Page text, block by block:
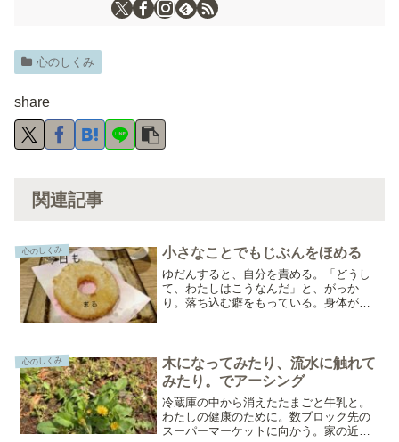
心のしくみ
share
関連記事
心のしくみ 小さなことでもじぶんをほめる
ゆだんすると、自分を責める。「どうし
て、わたしはこうなんだ」と、がっか
り。落ち込む癖をもっている。身体がな
ちな時間を必要以上にみている...
心のしくみ
木になってみたり、流水に触れて
みたり。でアーシング
冷蔵庫の中から消えたたまごと牛乳と。
わたしの健康のために。数ブロック先の
スーパーマーケットに向かう。家の近く